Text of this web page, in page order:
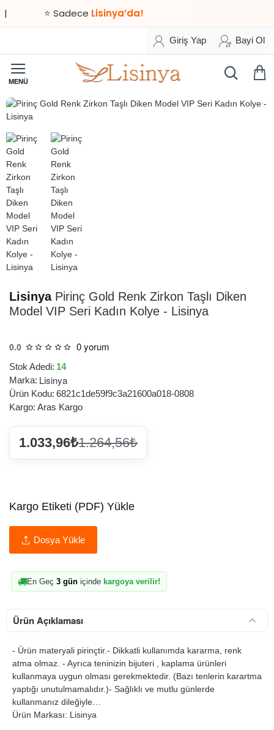
⭐ SadeceLisinya’da!
Giriş Yap Bayi Ol
TESLİMAT
LisinyaPirinç Gold Renk Zirkon Taşlı Diken
Model VIP Seri Kadın Kolye - Lisinya
0.0 0 yorum
Stok Adedi: 14
Marka: Lisinya
Ürün Kodu: 6821c1de59f9c3a21600a018-0808
Kargo: Aras Kargo
1.033,96₺1.264,56₺
Kargo Etiketi (PDF) Yükle
Dosya Yükle
En Geç 3 gün içinde kargoya verilir!
Ürün Açıklaması
- Ürün materyali pirinçtir.- Dikkatli kullanımda kararma, renk
atma olmaz. - Ayrıca teninizin bijuteri , kaplama ürünleri
kullanmaya uygun olması gerekmektedir. (Bazı tenlerin karartma
yaptığı unutulmamalıdır.)- Sağlıklı ve mutlu günlerde
kullanmanız dileğiyle…
Ürün Markası: Lisinya